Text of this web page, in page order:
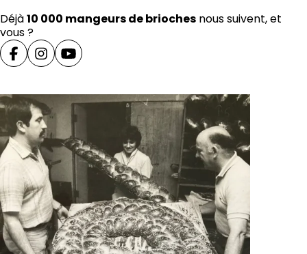
Déjà10 000 mangeurs de brioches nous suivent, et
vous ?